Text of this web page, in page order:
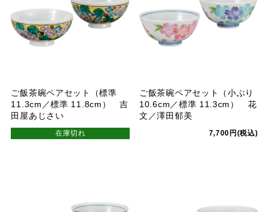
ご飯茶碗ペアセット（標準
11.3cm／標準 11.8cm） 吉
田屋あじさい
在庫切れ
ご飯茶碗ペアセット（小ぶり
10.6cm／標準 11.3cm） 花
文／澤田郁美
7,700円(税込)